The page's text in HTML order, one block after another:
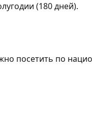
(180 дней).
посетить по